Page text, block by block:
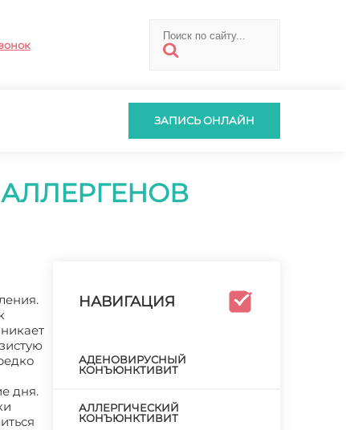
ЗАПИСЬ ОНЛАЙН
дня.
НАВИГАЦИЯ
АДЕНОВИРУСНЫЙ
КОНЪЮНКТИВИТ
АЛЛЕРГИЧЕСКИЙ
КОНЪЮНКТИВИТ